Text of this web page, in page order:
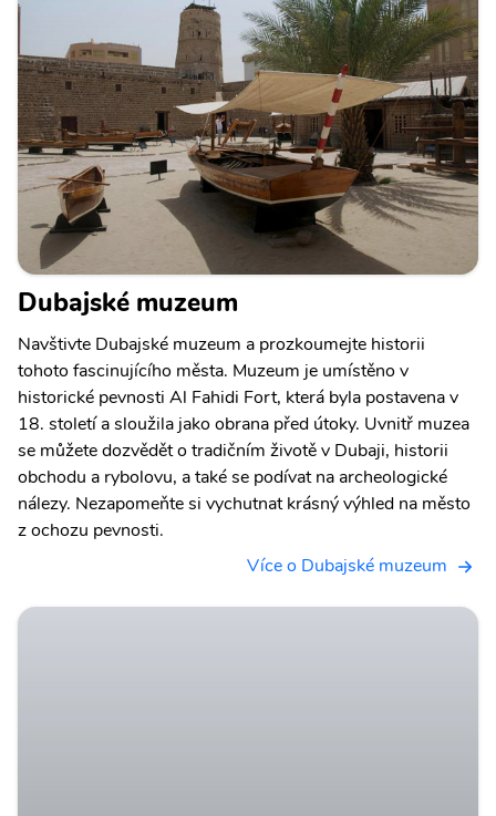
Dubajské muzeum
Navštivte Dubajské muzeum a prozkoumejte historii
tohoto fascinujícího města. Muzeum je umístěno v
historické pevnosti Al Fahidi Fort, která byla postavena v
18. století a sloužila jako obrana před útoky. Uvnitř muzea
se můžete dozvědět o tradičním životě v Dubaji, historii
obchodu a rybolovu, a také se podívat na archeologické
nálezy. Nezapomeňte si vychutnat krásný výhled na město
z ochozu pevnosti.
Více o Dubajské muzeum